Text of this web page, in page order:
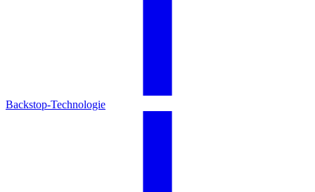
Backstop-Technologie